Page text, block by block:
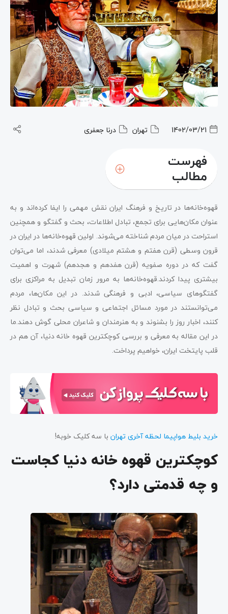
1402/03/21 تهران درنا جعفری
فهرست
مطالب
قهوه‌خانه‌ها در تاریخ و فرهنگ ایران نقش مهمی را ایفا کرده‌اند و به
عنوان مکان‌هایی برای تجمع، تبادل اطلاعات، بحث و گفتگو و همچنین
استراحت در میان مردم شناخته می‌شوند. اولین قهوه‌خانه‌ها در ایران در
قرون وسطی (قرن هفتم و هشتم میلادی) معرفی شدند، اما می‌توان
گفت که در دوره صفویه (قرن هفدهم و هجدهم) شهرت و اهمیت
بیشتری پیدا کردند.قهوه‌خانه‌ها به مرور زمان تبدیل به مراکزی برای
گفتگوهای سیاسی، ادبی و فرهنگی شدند. در این مکان‌ها، مردم
می‌توانستند در مورد مسائل اجتماعی و سیاسی بحث و تبادل نظر
کنند، اخبار روز را بشنوند و به هنرمندان و شاعران محلی گوش دهند.ما
در این مقاله به معرفی و بررسی کوچکترین قهوه خانه دنیا، آن هم در
قلب پایتخت ایران، خواهیم پرداخت.
خرید بلیط هواپیما لحظه آخری تهران با سه کلیک خوبه!
کوچکترین قهوه خانه دنیا کجاست
و چه قدمتی دارد؟